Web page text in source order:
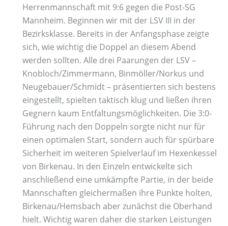
Herrenmannschaft mit 9:6 gegen die Post-SG
Mannheim. Beginnen wir mit der LSV III in der
Bezirksklasse. Bereits in der Anfangsphase zeigte
sich, wie wichtig die Doppel an diesem Abend
werden sollten. Alle drei Paarungen der LSV –
Knobloch/Zimmermann, Binmöller/Norkus und
Neugebauer/Schmidt – präsentierten sich bestens
eingestellt, spielten taktisch klug und ließen ihren
Gegnern kaum Entfaltungsmöglichkeiten. Die 3:0-
Führung nach den Doppeln sorgte nicht nur für
einen optimalen Start, sondern auch für spürbare
Sicherheit im weiteren Spielverlauf im Hexenkessel
von Birkenau. In den Einzeln entwickelte sich
anschließend eine umkämpfte Partie, in der beide
Mannschaften gleichermaßen ihre Punkte holten,
Birkenau/Hemsbach aber zunächst die Oberhand
hielt. Wichtig waren daher die starken Leistungen